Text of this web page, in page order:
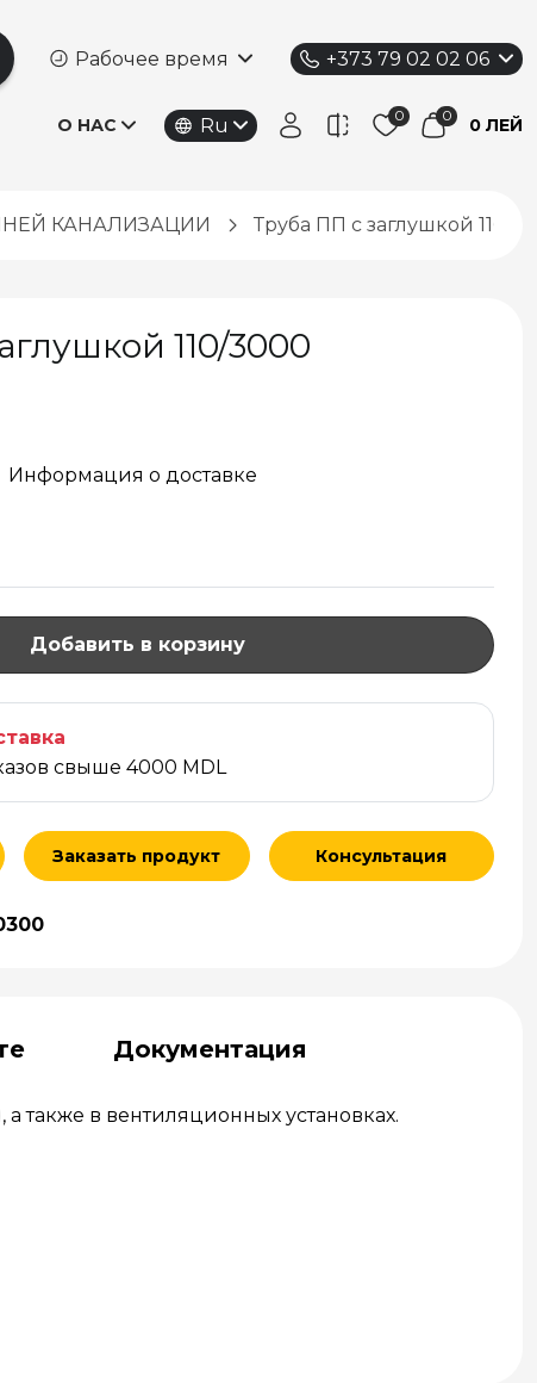
Рабочее время +373 79 02 02 06
О НАС Ru 0 ЛЕЙ
КАНАЛИЗАЦИИ Труба ПП с заглушкой 110/
110/3000
Информация о доставке
Добавить в корзину
свыше 4000 MDL
Заказать продукт Консультация
Документация
также в вентиляционных установках.